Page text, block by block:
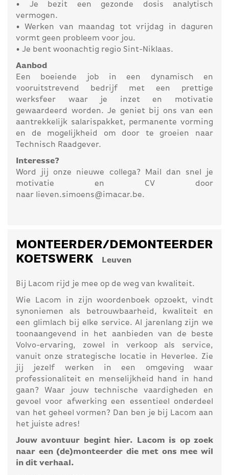
• Je bezit een gezonde dosis analytisch
vermogen.
• Werken van maandag tot vrijdag in daguren
vormt geen probleem voor jou.
• Je bent woonachtig regio Sint-Niklaas.
Aanbod
Een boeiende job in een dynamisch en
vooruitstrevend bedrijf met een prettige
werksfeer waar je inzet en motivatie
gewaardeerd worden. Je geniet bij ons van een
aantrekkelijk salarispakket, permanente vorming
en de mogelijkheid om door te groeien naar
Technisch Raadgever.
Interesse?
Word jij onze nieuwe collega? Mail dan snel je
motivatie en CV door
naar lieven.simoens@imacar.be.
MONTEERDER/DEMONTEERDER
KOETSWERK
Leuven
Bij Lacom rijd je mee op de weg van kwaliteit.
Wie Lacom in zijn woordenboek opzoekt, vindt
synoniemen als betrouwbaarheid, kwaliteit en
een glimlach bij elke service. Al jarenlang zijn we
toonaangevend in het aanbieden van de beste
Volvo-ervaring, zowel in verkoop als service,
vanuit onze strategische locatie in Heverlee. Zie
jij jezelf werken in een omgeving waar
professionaliteit en menselijkheid hand in hand
gaan? Waar jouw technische vaardigheden en
gevoel voor afwerking een essentieel onderdeel
van het geheel vormen? Dan ben je bij Lacom aan
het juiste adres!
Jouw avontuur begint hier. Lacom is op zoek
naar een (de)monteerder die met ons mee wil
in dit verhaal.